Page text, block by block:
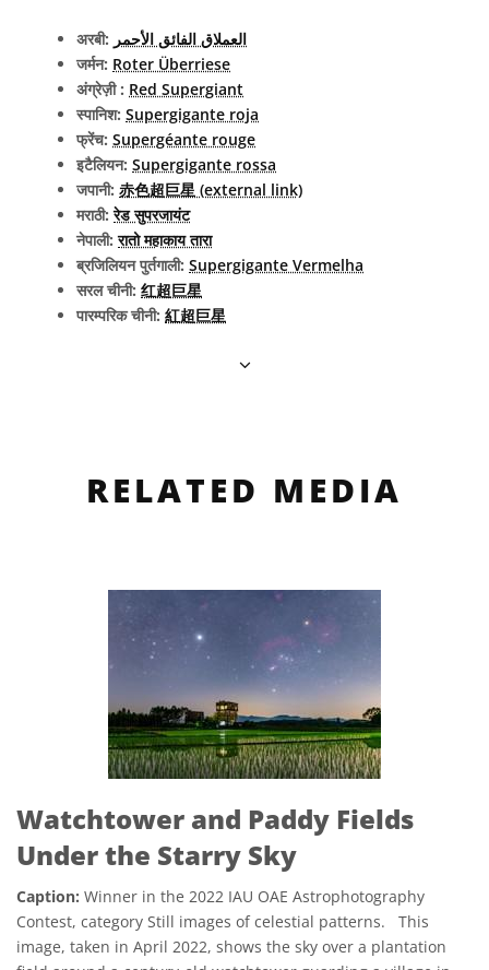
अरबी: العملاق الفائق الأحمر
जर्मन: Roter Überriese
अंग्रेज़ी : Red Supergiant
स्पानिश: Supergigante roja
फ्रेंच: Supergéante rouge
इटैलियन: Supergigante rossa
जपानी: 赤色超巨星 (external link)
मराठी:रेड सुपरजायंट
नेपाली:रातो महाकाय तारा
ब्रजिलियन पुर्तगाली: Supergigante Vermelha
सरल चीनी: 红超巨星
पारम्परिक चीनी: 紅超巨星
RELATED MEDIA
Watchtower and Paddy Fields
Under the Starry Sky
Caption: Winner in the 2022 IAU OAE Astrophotography
Contest, category Still images of celestial patterns. This
image, taken in April 2022, shows the sky over a plantation